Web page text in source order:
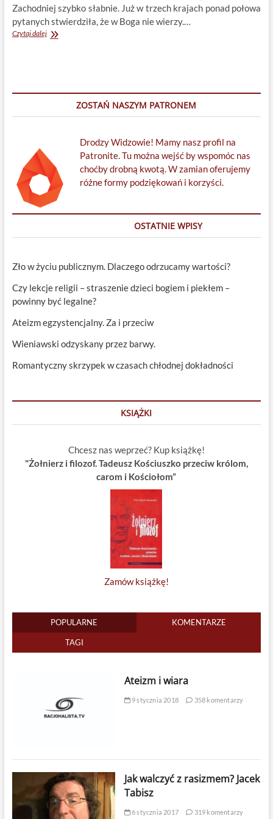
Zachodniej szybko słabnie. Już w trzech krajach ponad połowa
pytanych stwierdziła, że w Boga nie wierzy.…
Czytaj dalejNowy
ZOSTAŃ NASZYM PATRONEM
Drodzy Widzowie! Mamy nasz profil na
Patronite. Tu można wejść by wspomóc nas
choćby drobną kwotą. W zamian oferujemy
różne formy podziękowań i korzyści.
OSTATNIE WPISY
Zło w życiu publicznym. Dlaczego odrzucamy wartości?
Czy lekcje religii – straszenie dzieci bogiem i piekłem –
powinny być legalne?
Ateizm egzystencjalny. Za i przeciw
Wieniawski odzyskany przez barwy.
Romantyczny skrzypek w czasach chłodnej dokładności
KSIĄŻKI
Chcesz nas weprzeć? Kup książkę!
"Żołnierz i filozof. Tadeusz Kościuszko przeciw królom,
carom i Kościołom”
Zamów książkę!
POPULARNE KOMENTARZE
TAGI
Ateizm i wiara
9 stycznia 2018 358 komentarzy
Jak walczyć z rasizmem? Jacek
Tabisz
6 stycznia 2017 319 komentarzy